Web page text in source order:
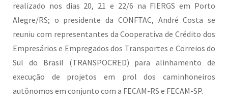
realizado nos dias 20, 21 e 22/6 na FIERGS em Porto
Alegre/RS; o presidente da CONFTAC, André Costa se
reuniu com representantes da Cooperativa de Crédito dos
Empresários e Empregados dos Transportes e Correios do
Sul do Brasil (TRANSPOCRED) para alinhamento de
execução de projetos em prol dos caminhoneiros
autônomos em conjunto com a FECAM-RS e FECAM-SP.